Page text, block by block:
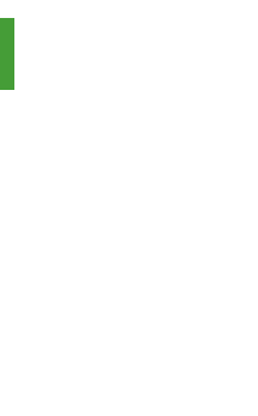
远发展
聚焦事实更可靠